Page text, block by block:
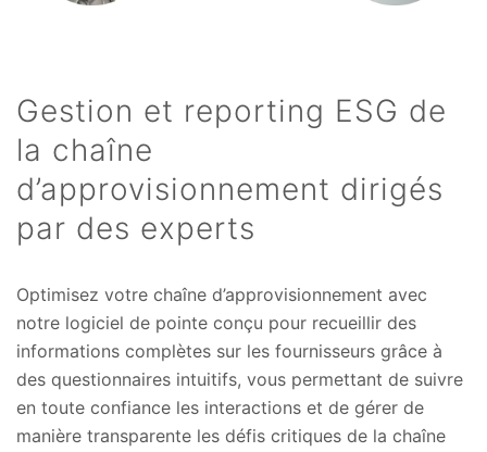
Gestion et reporting ESG de
la chaîne
d’approvisionnement dirigés
par des experts
Optimisez votre chaîne d’approvisionnement avec
notre logiciel de pointe conçu pour recueillir des
informations complètes sur les fournisseurs grâce à
des questionnaires intuitifs, vous permettant de suivre
en toute confiance les interactions et de gérer de
manière transparente les défis critiques de la chaîne